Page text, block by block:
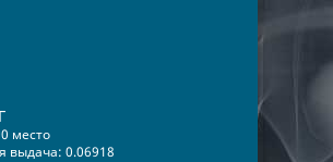
место
выдача: 0.06918